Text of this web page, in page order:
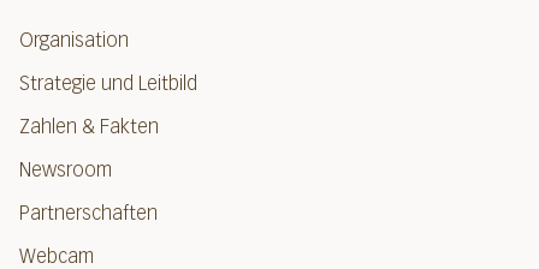
Organisation
Strategie und Leitbild
Zahlen & Fakten
Newsroom
Partnerschaften
Webcam